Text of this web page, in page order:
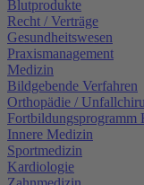
Blutprodukte
Recht / Verträge
Gesundheitswesen
Praxismanagement
Medizin
Bildgebende Verfahren
Orthopädie /
Fortbildungsprogramm
Innere Medizin
Sportmedizin
Kardiologie